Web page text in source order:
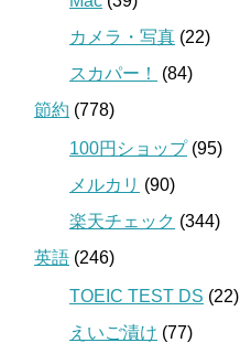
カメラ・写真 (22)
スカパー！
(84)
節約 (778)
100円ショップ(95)
メルカリ (90)
楽天チェック (344)
英語 (246)
TOEIC TEST DS (22)
えいご漬け (77)